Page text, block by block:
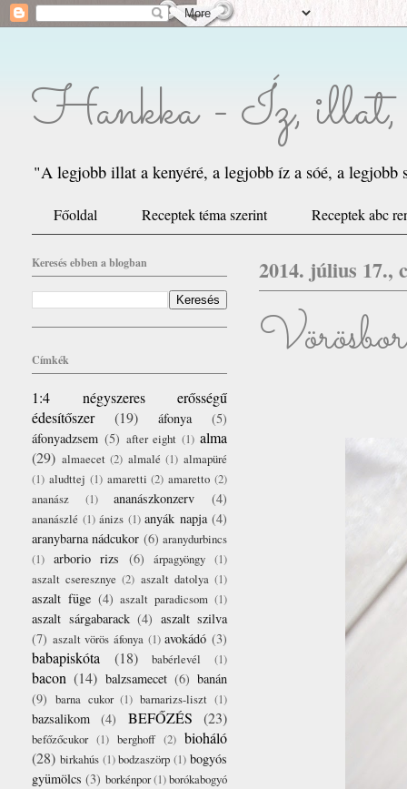
Hankka - Íz, illat,
"A legjobb illat a kenyéré, a legjobb íz a sóé, a legjobb
Főoldal Receptek téma szerint Receptek abc
2014. július 17.,
Keresés ebben a blogban
Címkék
1:4 négyszeres erősségű
édesítőszer
(19) áfonya
(5)
áfonyadzsem (5) after eight (1) alma
(29) almaecet (2) almalé (1) almapüré
(1) aludttej (1) amaretti (2) amaretto (2)
ananász
(1) ananászkonzerv (4)
ananászlé (1) ánizs (1) anyák napja (4)
aranybarna nádcukor (6) aranydurbincs
(1) arborio rizs (6) árpagyöngy (1)
aszalt cseresznye (2) aszalt datolya (1)
aszalt füge (4) aszalt paradicsom (1)
aszalt sárgabarack (4) aszalt szilva
(7) aszalt vörös áfonya (1) avokádó (3)
babapiskóta (18) babérlevél (1)
bacon (14) balzsamecet (6) banán
(9) barna cukor (1) barnarizs-liszt (1)
bazsalikom (4) BEFŐZÉS (23)
befőzőcukor (1) berghoff (2) bioháló
(28) birkahús (1) bodzaszörp (1) bogyós
gyümölcs (3) borkénpor(1)borókabogyó